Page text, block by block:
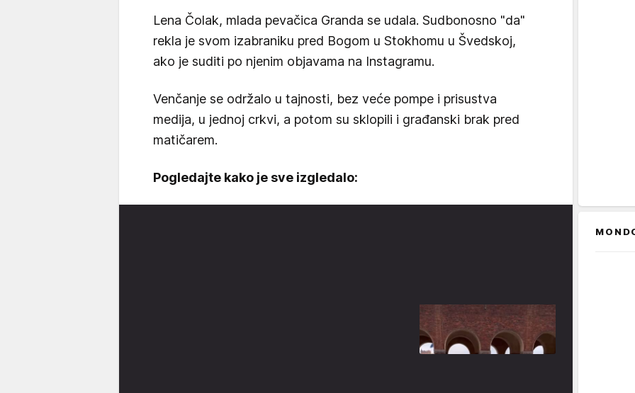
Lena Čolak, mlada pevačica Granda se udala. Sudbonosno "da"
rekla je svom izabraniku pred Bogom u Stokhomu u Švedskoj,
ako je suditi po njenim objavama na Instagramu.
Venčanje se održalo u tajnosti, bez veće pompe i prisustva
medija, u jednoj crkvi, a potom su sklopili i građanski brak pred
matičarem.
Pogledajte kako je sve izgledalo: